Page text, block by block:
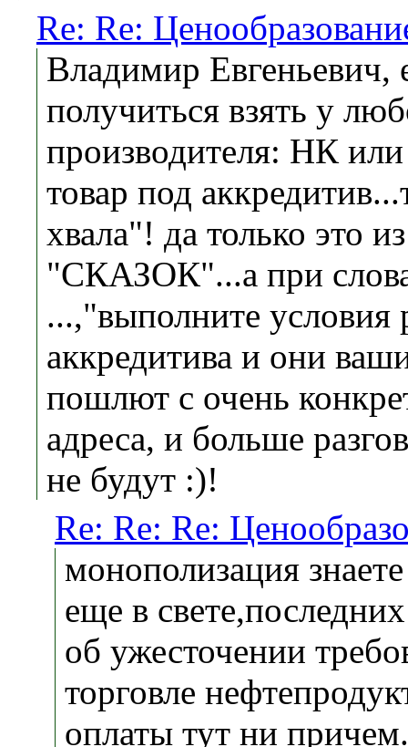
Re: Re:
Владимир Евгеньевич,
получиться взять у
производителя: НК
товар под
хвала"! да только это
"СКАЗОК"...а при
...,"выполните условия
аккредитива и они
пошлют с очень
адреса, и больше
не будут :)!
Re: Re: Re:
монополизация
еще в
об ужесточении
торговле
оплаты тут ни